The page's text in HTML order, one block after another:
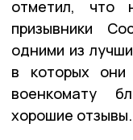
отметил, что
призывники
одними из
в которых
военкомату
хорошие отзывы.